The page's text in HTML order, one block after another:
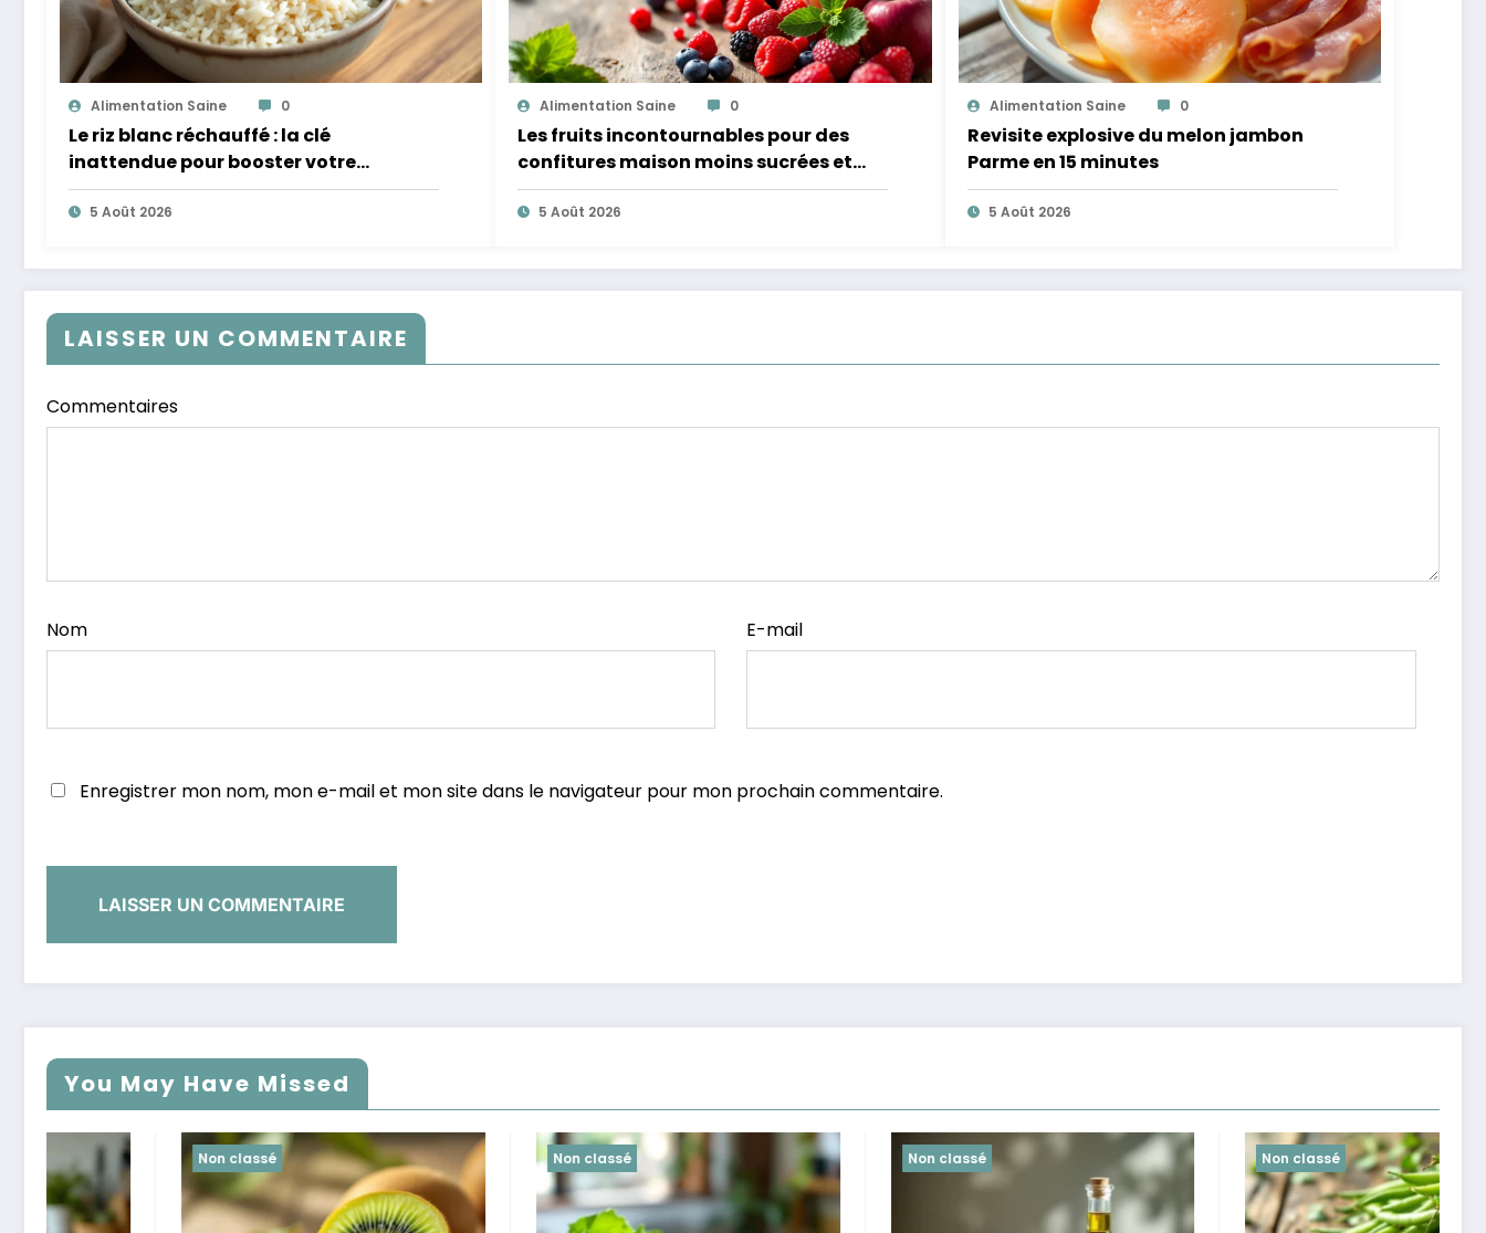
Alimentation Saine 0
Le riz blanc réchauffé : la clé
inattendue pour booster votre
microbiote
5 Août 2026
Alimentation Saine 0
Les fruits incontournables pour des
confitures maison moins sucrées et
plus légères
5 Août 2026
Alimentation Saine 0
Revisite explosive du melon jambon
Parme en 15 minutes
5 Août 2026
LAISSER UN COMMENTAIRE
Commentaires
Nom E-mail
Enregistrer mon nom, mon e-mail et mon site dans le navigateur pour mon prochain commentaire.
You May Have Missed
Non classé Non classé Non classé Non classé